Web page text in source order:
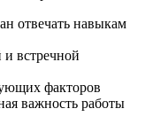
отвечать навыкам
встречной
факторов
важность работы